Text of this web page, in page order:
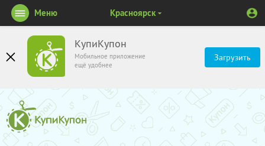
КупиКупон
Мобильное приложение
ещё удобнее
Загрузить
Меню Красноярск